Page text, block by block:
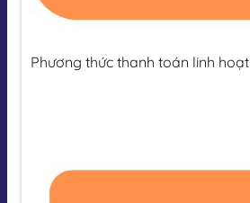
Phương thức thanh toán linh hoạt